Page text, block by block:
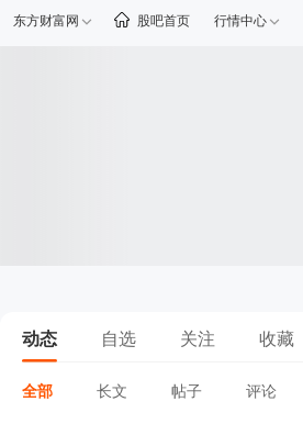
东方财富网 股吧首页 行情中心
动态 自选 关注 收藏
全部 长文 帖子 评论